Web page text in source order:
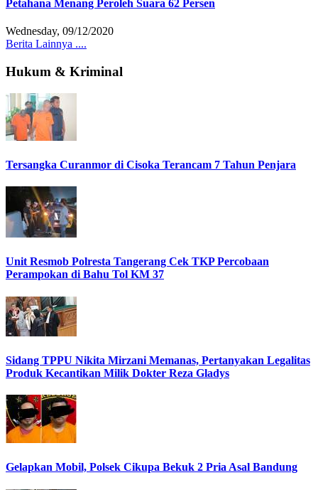
Petahana Menang Peroleh Suara 62 Persen
Wednesday, 09/12/2020
Berita Lainnya ....
Hukum & Kriminal
Tersangka Curanmor di Cisoka Terancam 7 Tahun Penjara
Unit Resmob Polresta Tangerang Cek TKP Percobaan
Perampokan di Bahu Tol KM 37
Sidang TPPU Nikita Mirzani Memanas, Pertanyakan Legalitas
Produk Kecantikan Milik Dokter Reza Gladys
Gelapkan Mobil, Polsek Cikupa Bekuk 2 Pria Asal Bandung